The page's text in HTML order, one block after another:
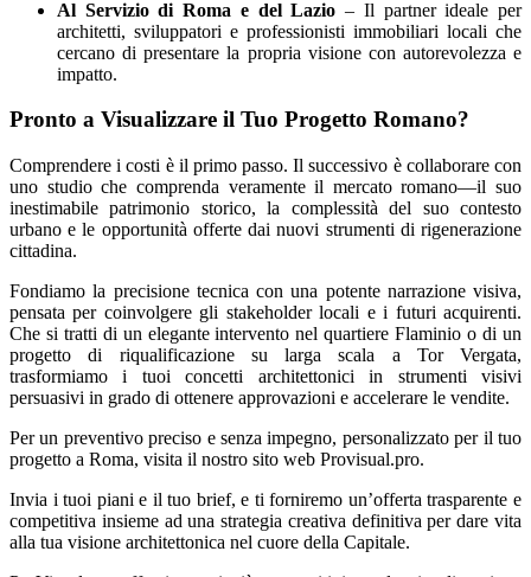
Al Servizio di Roma e del Lazio – Il partner ideale per
architetti, sviluppatori e professionisti immobiliari locali che
cercano di presentare la propria visione con autorevolezza e
impatto.
Pronto a Visualizzare il Tuo Progetto Romano?
Comprendere i costi è il primo passo. Il successivo è collaborare con
uno studio che comprenda veramente il mercato romano—il suo
inestimabile patrimonio storico, la complessità del suo contesto
urbano e le opportunità offerte dai nuovi strumenti di rigenerazione
cittadina.
Fondiamo la precisione tecnica con una potente narrazione visiva,
pensata per coinvolgere gli stakeholder locali e i futuri acquirenti.
Che si tratti di un elegante intervento nel quartiere Flaminio o di un
progetto di riqualificazione su larga scala a Tor Vergata,
trasformiamo i tuoi concetti architettonici in strumenti visivi
persuasivi in grado di ottenere approvazioni e accelerare le vendite.
Per un preventivo preciso e senza impegno, personalizzato per il tuo
progetto a Roma, visita il nostro sito web Provisual.pro.
Invia i tuoi piani e il tuo brief, e ti forniremo un’offerta trasparente e
competitiva insieme ad una strategia creativa definitiva per dare vita
alla tua visione architettonica nel cuore della Capitale.